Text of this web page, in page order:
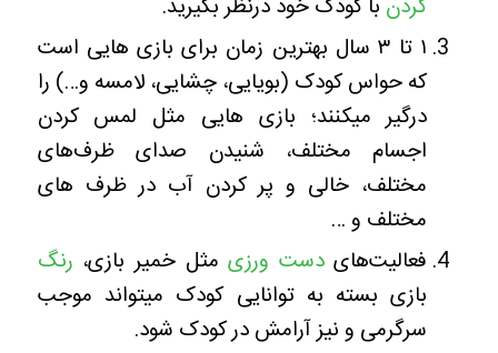
کردن با کودک خود درنظر بگیرید.
۱ تا ۳ سال بهترین زمان برای بازی هایی است
که حواس کودک (بویایی، چشایی، لامسه و…) را
درگیر میکنند؛ بازی هایی مثل لمس کردن
اجسام مختلف، شنیدن صدای ظرف‌های
مختلف، خالی و پر کردن آب در ظرف های
مختلف و …
فعالیت‌هایدست ورزیمثل خمیر بازی، رنگ
بازی بسته به توانایی کودک میتواند موجب
سرگرمی و نیز آرامش در کودک شود.